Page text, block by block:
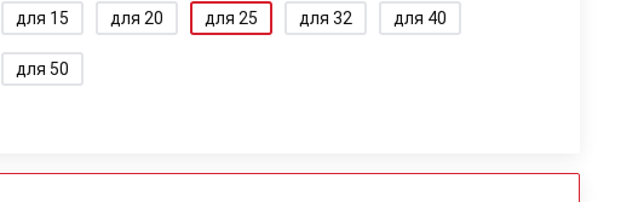
для 15 для 20 для 25 для 32 для 40
для 50